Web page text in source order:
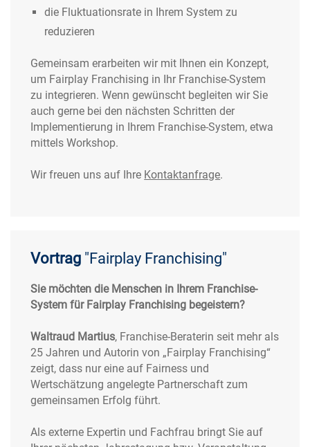
die Fluktuationsrate in Ihrem System zu
reduzieren
Gemeinsam erarbeiten wir mit Ihnen ein Konzept,
um Fairplay Franchising in Ihr Franchise-System
zu integrieren. Wenn gewünscht begleiten wir Sie
auch gerne bei den nächsten Schritten der
Implementierung in Ihrem Franchise-System, etwa
mittels Workshop.
Wir freuen uns auf Ihre Kontaktanfrage.
Vortrag "Fairplay Franchising"
Sie möchten die Menschen in Ihrem Franchise-
System für Fairplay Franchising begeistern?
Waltraud Martius, Franchise-Beraterin seit mehr als
25 Jahren und Autorin von „Fairplay Franchising“
zeigt, dass nur eine auf Fairness und
Wertschätzung angelegte Partnerschaft zum
gemeinsamen Erfolg führt.
Als externe Expertin und Fachfrau bringt Sie auf